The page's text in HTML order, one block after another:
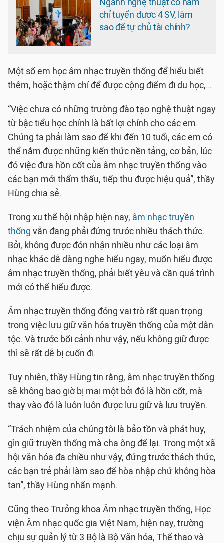
Ngành nghệ thuật có năm
chỉ tuyển được 4 SV, làm
sao để tự chủ tài chính?
Một số em học âm nhạc truyền thống để hiểu biết
thêm, hoặc thậm chí để được cộng điểm đi du học,…
“Việc chưa có những trường đào tạo nghệ thuật ngay
từ bậc tiểu học chính là bất lợi chính cho các em.
Chúng ta phải làm sao để khi đến 10 tuổi, các em có
thể nắm được những kiến thức nền tảng, cơ bản, lúc
đó việc đưa hồn cốt của âm nhạc truyền thống vào
các bạn mới thẩm thấu, tiếp thu được hiệu quả”, thầy
Hùng chia sẻ.
Trong xu thế hội nhập hiện nay, âm nhạc truyền
thống vẫn đang phải đứng trước nhiều thách thức.
Bởi, không được đón nhận nhiều như các loại âm
nhạc khác dễ dàng nghe hiểu ngay, muốn hiểu được
âm nhạc truyền thống, phải biết yêu và cần quá trình
mới có thể hiểu được.
Âm nhạc truyền thống đóng vai trò rất quan trọng
trong việc lưu giữ văn hóa truyền thống của một dân
tộc. Và trước bối cảnh như vậy, nếu không giữ được
thì sẽ rất dễ bị cuốn đi.
Tuy nhiên, thầy Hùng tin rằng, âm nhạc truyền thống
sẽ không bao giờ bị mai một bởi đó là hồn cốt, mà
thay vào đó là luôn luôn được lưu giữ và lưu truyền.
“Trách nhiệm của chúng tôi là bảo tồn và phát huy,
gìn giữ truyền thống mà cha ông để lại. Trong một xã
hội văn hóa đa chiều như vậy, đứng trước thách thức,
các bạn trẻ phải làm sao để hòa nhập chứ không hòa
tan”, thầy Hùng nhấn mạnh.
Cũng theo Trưởng khoa Âm nhạc truyền thống, Học
viện Âm nhạc quốc gia Việt Nam, hiện nay, trường
chịu sự quản lý từ 3 Bộ là Bộ Văn hóa, Thể thao và